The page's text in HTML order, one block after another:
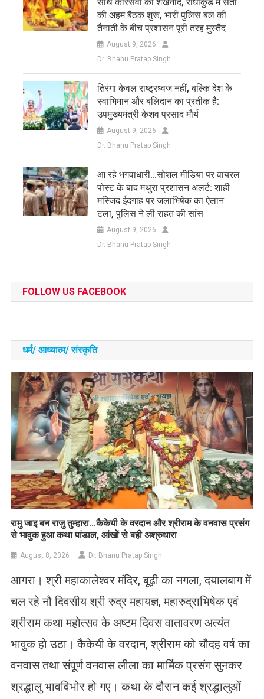
की अहम बैठक शुरू, भारी पुलिस बल की
तैनाती के बीच प्रशासन पूरी तरह मुस्तैद
August 9, 2026
Dr. Bhanu Pratap Singh
तिरंगा केवल राष्ट्रध्वज नहीं, बल्कि देश के
स्वाभिमान और बलिदान का प्रतीक है:
उपमुख्यमंत्री केशव प्रसाद मौर्य
August 9, 2026
Dr. Bhanu Pratap Singh
आ रहे भगवाधारी…सोशल मीडिया पर वायरल
पोस्ट के बाद मथुरा प्रशासन अलर्ट: शाही
मस्जिद ईदगाह पर जलाभिषेक का ऐलान
टला, पुलिस ने ली राहत की सांस
August 9, 2026
Dr. Bhanu Pratap Singh
FOLLOW US FACEBOOK
धर्म/ आध्‍यात्‍म/ संस्‍कृति
रामु जाइ बन राजु तुम्हारा…कैकेयी के वरदान और श्रीराम के वनवास प्रसंग
से भावुक हुआ कथा पांडाल, आंखों से बही अश्रुधारा
August 8, 2026 Dr. Bhanu Pratap Singh
आगरा। श्री महाकालेश्वर मंदिर, बूढ़ी का नगला, दयालबाग में
चल रहे नौ दिवसीय श्री रुद्र महायज्ञ, महारुद्राभिषेक एवं
श्रीराम कथा महोत्सव के अष्टम दिवस वातावरण अत्यंत
भावुक हो उठा। कैकेयी के वरदान, श्रीराम को चौदह वर्ष का
वनवास तथा संपूर्ण वनवास लीला का मार्मिक प्रसंग सुनकर
श्रद्धालु भावविभोर हो गए। कथा के दौरान कई श्रद्धालुओं